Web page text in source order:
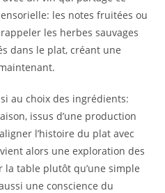
les notes fruitées ou
les herbes sauvages
dans le plat, créant une
au choix des ingrédients:
issus d’une production
l’histoire du plat avec
alors une exploration des
la table plutôt qu’une simple
une conscience du